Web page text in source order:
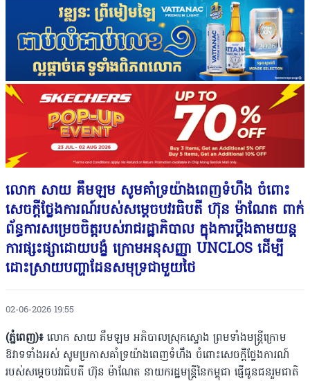
លោក សាយ គឹមឡម សូមគាំទ្រយ៉ាងពេញទំហឹង ចំពោះ
សេចក្តីថ្លែងការណ៍របស់សម្តេចបវរធិបតី ហ៊ុន ម៉ាណែត ពាក់
ព័ន្ធការសម្រេចចិត្តរបស់រាជរដ្ឋាភិបាល ក្នុងការប្តឹងតាមយន្ត
ការផ្សះផ្សាដោយបង្ខំ ក្រោមអនុសញ្ញា UNCLOS ដើម្បី
ដោះស្រាយបញ្ហាដែនសមុទ្រជាមួយថៃ
02-06-2026 19:55
(ភ្នំពេញ)៖ លោក សាយ គឹមឡម អភិបាលស្រុកស្ទោង ព្រមទាំងមន្រ្តីក្រោម
ឱវាទទាំងអស់ សូមប្រកាសគាំទ្រយ៉ាងពេញទំហឹង ចំពោះសេចក្តីថ្លែងការណ៍
របស់សម្តេចបវរធិបតី ហ៊ុន ម៉ាណែត នាយករដ្ឋមន្ត្រីនៃកម្ពុជា ផ្ញើជូនជនរួមជាតិ